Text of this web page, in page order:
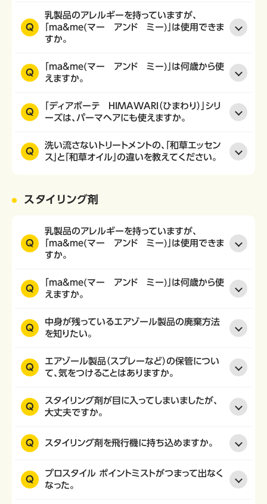
Q
乳製品のアレルギーを持っていますが、
「ma&me(マー アンド ミー)」は使用できま
すか。
Q
「ma&me(マー アンド ミー)」は何歳から使
えますか。
Q
「ディアボーテ HIMAWARI（ひまわり）」シリ
ーズは、パーマヘアにも使えますか。
Q
洗い流さないトリートメントの、「和草エッセン
ス」と「和草オイル」の違いを教えてください。
スタイリング剤
Q
乳製品のアレルギーを持っていますが、
「ma&me(マー アンド ミー)」は使用できま
すか。
Q
「ma&me(マー アンド ミー)」は何歳から使
えますか。
Q
中身が残っているエアゾール製品の廃棄方法
を知りたい。
Q
エアゾール製品（スプレーなど）の保管につい
て、気をつけることはありますか。
Q
スタイリング剤が目に入ってしまいましたが、
大丈夫ですか。
Q スタイリング剤を飛行機に持ち込めますか。
Q
プロスタイル ポイントミストがつまって出なく
なった。